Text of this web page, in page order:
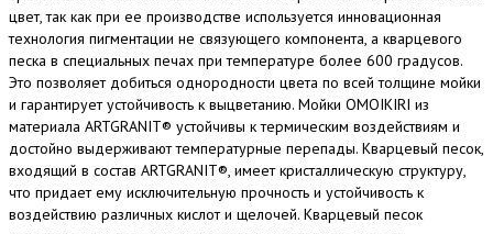
цвет, так как при ее производстве используется инновационная
технология пигментации не связующего компонента, а кварцевого
песка в специальных печах при температуре более 600 градусов.
Это позволяет добиться однородности цвета по всей толщине мойки
и гарантирует устойчивость к выцветанию. Мойки OMOIKIRI из
материала ARTGRANIT® устойчивы к термическим воздействиям и
достойно выдерживают температурные перепады. Кварцевый песок,
входящий в состав ARTGRANIT®, имеет кристаллическую структуру,
что придает ему исключительную прочность и устойчивость к
воздействию различных кислот и щелочей. Кварцевый песок